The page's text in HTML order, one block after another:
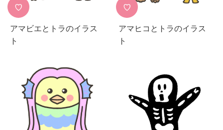
♡
アマビエとトラのイラス
ト
♡
アマヒコとトラのイラス
ト